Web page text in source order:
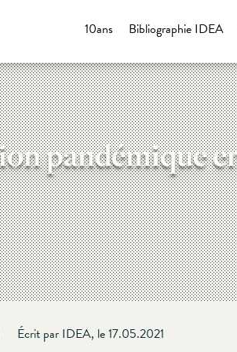
Bibliographie IDEA
10ans
pandémique
Écrit par IDEA, le 17.05.2021